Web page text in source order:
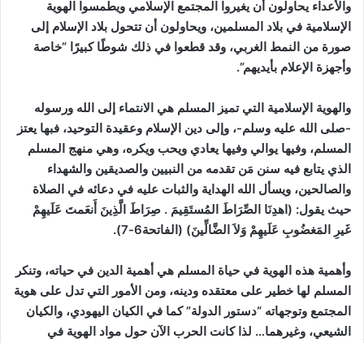
والأعداء يحاولون أن يغيروا المجتمع الإسلامي ويطمسوا الهوية
الإسلامية في بلاد المسلمين، ويحاولون أن تتحول بلاد الإسلام إلى
صورة من النمط الغربي، وقد قطعوا في ذلك شوطًا كبيرًا “خاصة
وأجهزة الإعلام بأيديهم”.
والهوية الإسلامية التي تميز المسلم هي الانتماء إلى الله ورسوله
-صلى الله عليه وسلم-، وإلى دين الإسلام وعقيدة التوحيد، فبها يعتز
المسلم، وفيها يوالي وفيها يعادي ويحب ويكره، وهي منهج المسلم
الذي يتابع فيه سنن مَن تقدمه من النبيين والصديقين والشهداء
والصالحين، ويسأل الله الهداية والثبات عليه في دعائه في الصلاة
حيث يقول: (اهدِنَا الصِّرَاطَ المُستَقِيمَ . صِرَاطَ الَّذِينَ أَنعَمتَ عَلَيهِمْ
غَيرِ المَغضُوبِ عَلَيهِمْ وَلاَ الضَّالِّينَ) (الفاتحة6-7) .
وأهمية هذه الهوية في حياة المسلم هي أهمية الدين في حياته، وتنكر
المسلم لها خطير على معتقده ودينه، ومن الأمور التي تدل على هوية
المجتمع وتوجهاته “دستور الدولة” كما في الكيان اليهودي، والكيان
الشيعي، وغيرهما… لذا كانت الحرب الآن حول مواد الهوية في